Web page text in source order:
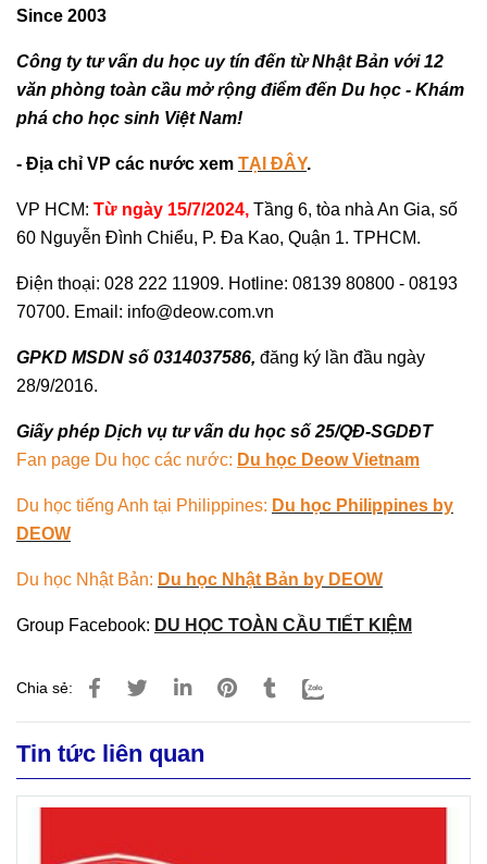
Since 2003
Công ty tư vấn du học uy tín đến từ Nhật Bản với 12
văn phòng toàn cầu mở rộng điểm đến Du học - Khám
phá cho học sinh Việt Nam!
- Địa chỉ VP các nước xem TẠI ĐÂY.
VP HCM: Từ ngày 15/7/2024, Tầng 6, tòa nhà An Gia, số
60 Nguyễn Đình Chiểu, P. Đa Kao, Quận 1. TPHCM.
Điện thoại: 028 222 11909. Hotline: 08139 80800 - 08193
70700. Email: info@deow.com.vn
GPKD MSDN số 0314037586, đăng ký lần đầu ngày
28/9/2016.
Giấy phép Dịch vụ tư vấn du học số 25/QĐ-SGDĐT
Fan page Du học các nước: Du học Deow Vietnam
Du học tiếng Anh tại Philippines: Du học Philippines by
DEOW
Du học Nhật Bản: Du học Nhật Bản by DEOW
Group Facebook: DU HỌC TOÀN CẦU TIẾT KIỆM
Chia sẻ:
Tin tức liên quan